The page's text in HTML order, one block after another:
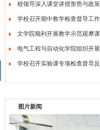
校领导深入课堂讲授形势与政
学校召开期中教学检查督导工
文学院顺利开展教学示范观摩
电气工程与自动化学院组织开
学校召开实验课专项检查督导
图片新闻